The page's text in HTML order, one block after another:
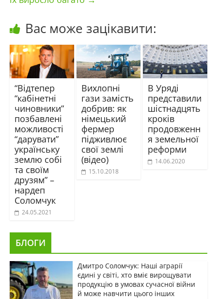
Вас може зацікавити:
“Відтепер
“кабінетні
чиновники”
позбавлені
можливості
“дарувати”
українську
землю собі
та своїм
друзям” –
нардеп
Соломчук
24.05.2021
Вихлопні
гази замість
добрив: як
німецький
фермер
підживлює
свої землі
(відео)
15.10.2018
В Уряді
представили
шістнадцять
кроків
продовженн
я земельної
реформи
14.06.2020
БЛОГИ
Дмитро Соломчук: Наші аграрії
єдині у світі, хто вміє вирощувати
продукцію в умовах сучасної війни
й може навчити цього інших